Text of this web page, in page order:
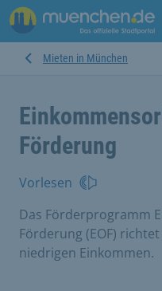
Mieten in München
Förderung
Vorlesen
Das Förderprogramm
Förderung (EOF)
niedrigen Einkommen.